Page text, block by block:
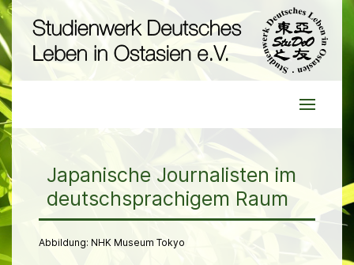
Japanische Journalisten im
deutschsprachigem Raum
Abbildung: NHK Museum Tokyo